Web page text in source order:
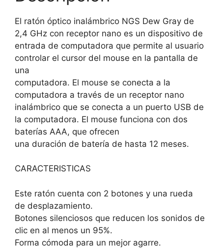
El ratón óptico inalámbrico NGS Dew Gray de
2,4 GHz con receptor nano es un dispositivo de
entrada de computadora que permite al usuario
controlar el cursor del mouse en la pantalla de
una
computadora. El mouse se conecta a la
computadora a través de un receptor nano
inalámbrico que se conecta a un puerto USB de
la computadora. El mouse funciona con dos
baterías AAA, que ofrecen
una duración de batería de hasta 12 meses.
CARACTERISTICAS
Este ratón cuenta con 2 botones y una rueda
de desplazamiento.
Botones silenciosos que reducen los sonidos de
clic en al menos un 95%.
Forma cómoda para un mejor agarre.